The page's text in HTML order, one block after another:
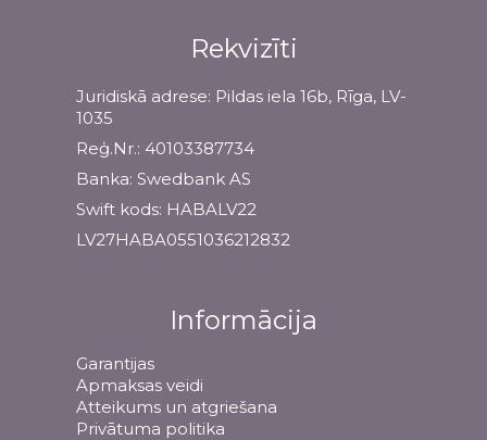
Rekvizīti
Juridiskā adrese: Pildas iela 16b, Rīga, LV-
1035
Reģ.Nr.: 40103387734
Banka: Swedbank AS
Swift kods: HABALV22
LV27HABA0551036212832
Informācija
Garantijas
Apmaksas veidi
Atteikums un atgriešana
Privātuma politika